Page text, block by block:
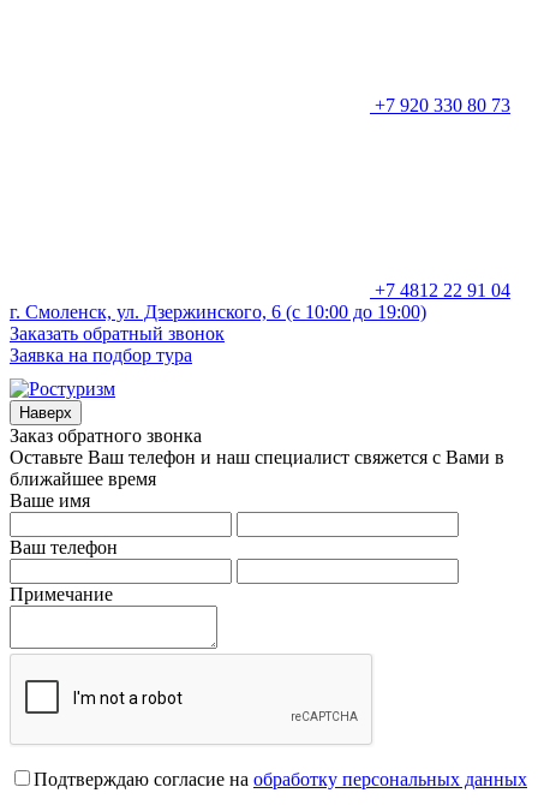
+7 920 330 80 73
+7 4812 22 91 04
г. Смоленск, ул. Дзержинского, 6 (с 10:00 до 19:00)
Заказать обратный звонок
Заявка на подбор тура
Наверх
Заказ обратного звонка
Оставьте Ваш телефон и наш специалист свяжется с Вами в
ближайшее время
Ваше имя
Ваш телефон
Примечание
Подтверждаю согласие на обработку персональных данных